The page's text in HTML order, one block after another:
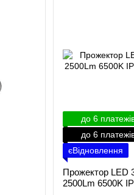
до 6
до 6
єВідновлення
Прожектор LED
2500Lm 6500K